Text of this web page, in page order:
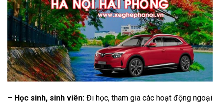
– Học sinh, sinh viên: Đi học, tham gia các hoạt động ngoại